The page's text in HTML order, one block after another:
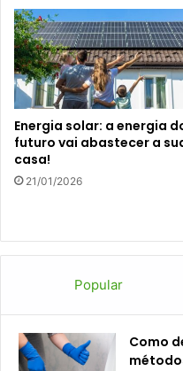
Energia solar: a energia
futuro vai abastecer a
casa!
21/01/2026
Popular
Como